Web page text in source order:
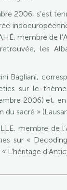
2006, s’est
membre de
les
Bagliani,
sur le
2006) et, en
du sacré »
membre de
sur «
L’héritage